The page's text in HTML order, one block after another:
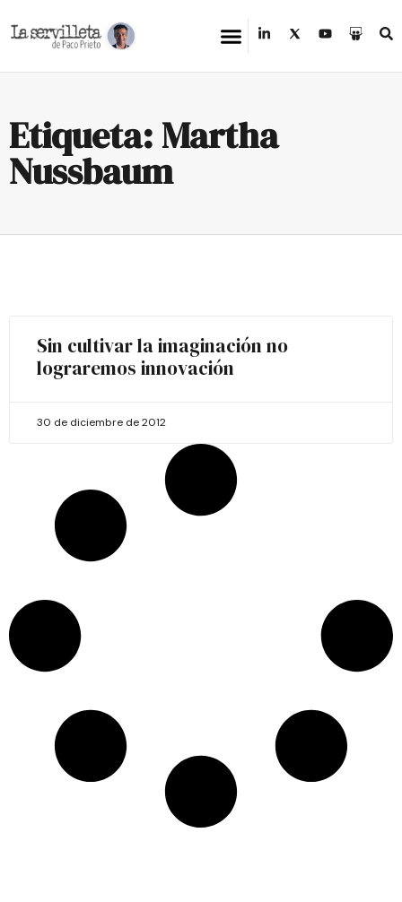
Etiqueta: Martha
Nussbaum
Sin cultivar la imaginación no
lograremos innovación
30 de diciembre de 2012